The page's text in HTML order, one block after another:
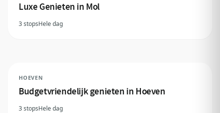
Luxe Genieten in Mol
3 stopsHele dag
HOEVEN
Budgetvriendelijk genieten in Hoeven
3 stopsHele dag